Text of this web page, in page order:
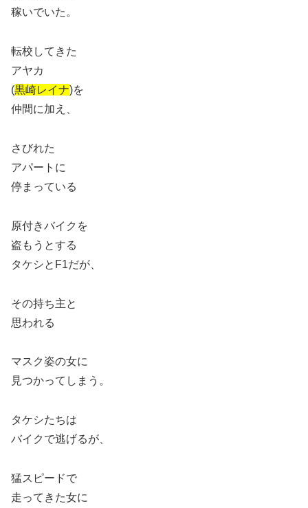
稼いでいた。
転校してきた
アヤカ
(黒崎レイナ)を
仲間に加え、
さびれた
アパートに
停まっている
原付きバイクを
盗もうとする
タケシとF1だが、
その持ち主と
思われる
マスク姿の女に
見つかってしまう。
タケシたちは
バイクで逃げるが、
猛スピードで
走ってきた女に